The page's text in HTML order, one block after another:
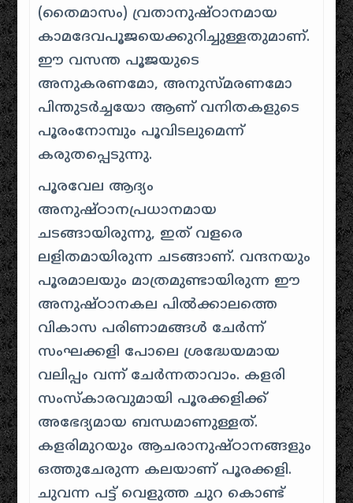
(തൈമാസം) വ്രതാനുഷ്ഠാനമായ
കാമദേവപൂജയെക്കുറിച്ചുള്ളതുമാണ്‌.
ഈ വസന്ത പൂജയുടെ
അനുകരണമോ, അനുസ്മരണമോ
പിന്തുടർച്ചയോ ആണ്‌ വനിതകളുടെ
പൂരംനോമ്പും പൂവിടലുമെന്ന്
കരുതപ്പെടുന്നു.
പൂരവേല ആദ്യം
അനുഷ്ഠാനപ്രധാനമായ
ചടങ്ങായിരുന്നു, ഇത് വളരെ
ലളിതമായിരുന്ന ചടങ്ങാണ്‌. വന്ദനയും
പൂരമാലയും മാത്രമുണ്ടായിരുന്ന ഈ
അനുഷ്ഠാനകല പിൽക്കാലത്തെ
വികാസ പരിണാമങ്ങൾ ചേർന്ന്
സംഘക്കളി പോലെ ശ്രദ്ധേയമായ
വലിപ്പം വന്ന് ചേർന്നതാവാം. കളരി
സംസ്കാരവുമായി പൂരക്കളിക്ക്
അഭേദ്യമായ ബന്ധമാണുള്ളത്.
കളരിമുറയും ആചരാനുഷ്ഠാനങ്ങളും
ഒത്തുചേരുന്ന കലയാണ് പൂരക്കളി.
ചുവന്ന പട്ട് വെളുത്ത ചുറ കൊണ്ട്